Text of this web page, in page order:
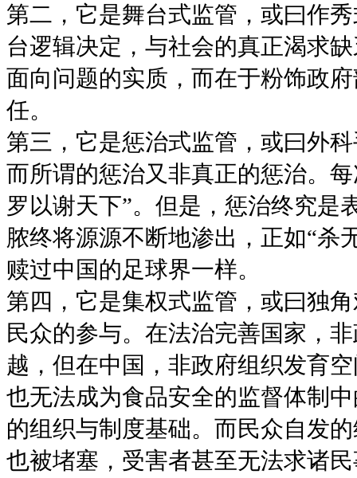
第二，它是舞台式监管，或曰作
台逻辑决定，与社会的真正渴求
面向问题的实质，而在于粉饰政
任。
第三，它是惩治式监管，或曰外
而所谓的惩治又非真正的惩治。
罗以谢天下”。但是，惩治终究是
脓终将源源不断地渗出，正如“杀
赎过中国的足球界一样。
第四，它是集权式监管，或曰独
民众的参与。在法治完善国家，
越，但在中国，非政府组织发育
也无法成为食品安全的监督体制
的组织与制度基础。而民众自发
也被堵塞，受害者甚至无法求诸